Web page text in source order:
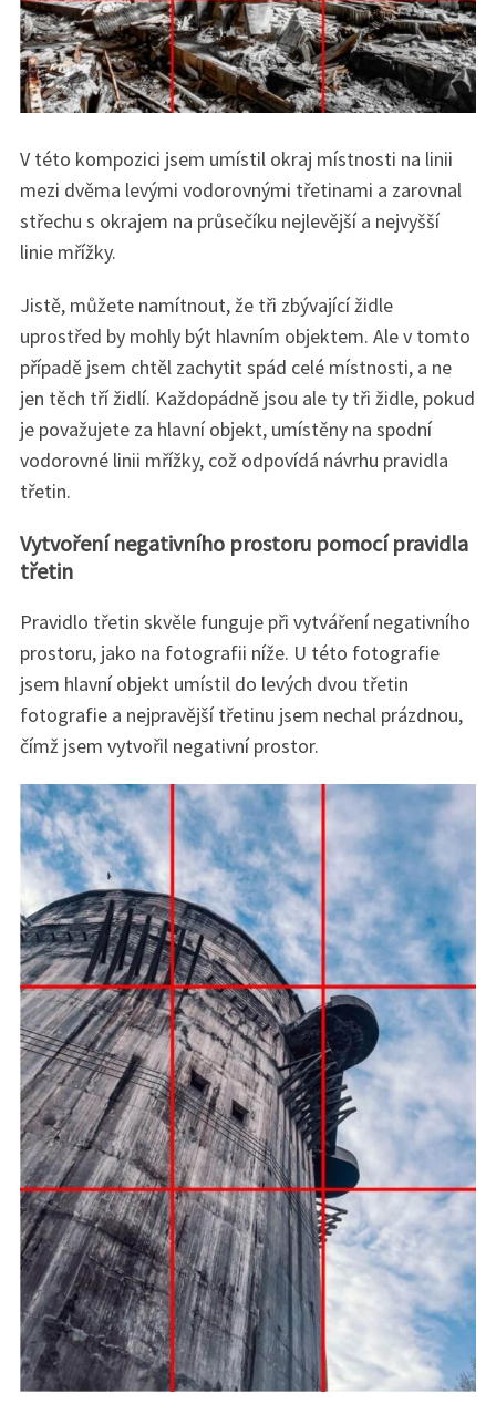
V této kompozici jsem umístil okraj místnosti na linii
mezi dvěma levými vodorovnými třetinami a zarovnal
střechu s okrajem na průsečíku nejlevější a nejvyšší
linie mřížky.
Jistě, můžete namítnout, že tři zbývající židle
uprostřed by mohly být hlavním objektem. Ale v tomto
případě jsem chtěl zachytit spád celé místnosti, a ne
jen těch tří židlí. Každopádně jsou ale ty tři židle, pokud
je považujete za hlavní objekt, umístěny na spodní
vodorovné linii mřížky, což odpovídá návrhu pravidla
třetin.
Vytvoření negativního prostoru pomocí pravidla
třetin
Pravidlo třetin skvěle funguje při vytváření negativního
prostoru, jako na fotografii níže. U této fotografie
jsem hlavní objekt umístil do levých dvou třetin
fotografie a nejpravější třetinu jsem nechal prázdnou,
čímž jsem vytvořil negativní prostor.
S
e
a
c
h
f
r